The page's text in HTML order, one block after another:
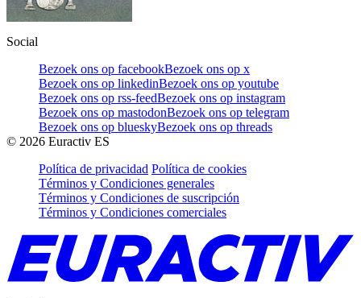
Social
Bezoek ons op facebookBezoek ons op x
Bezoek ons op linkedinBezoek ons op youtube
Bezoek ons op rss-feedBezoek ons op instagram
Bezoek ons op mastodonBezoek ons op telegram
Bezoek ons op blueskyBezoek ons op threads
© 2026 Euractiv ES
Política de privacidad Política de cookies
Términos y Condiciones generales
Términos y Condiciones de suscripción
Términos y Condiciones comerciales